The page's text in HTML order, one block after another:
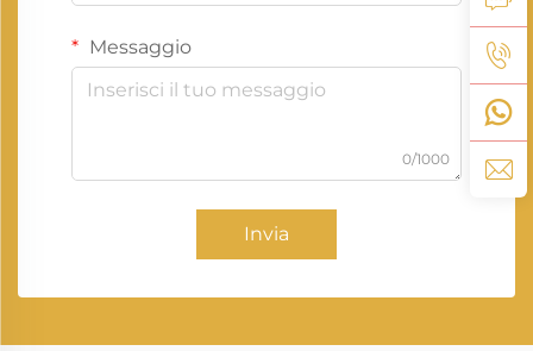
Messaggio
0/1000
Invia